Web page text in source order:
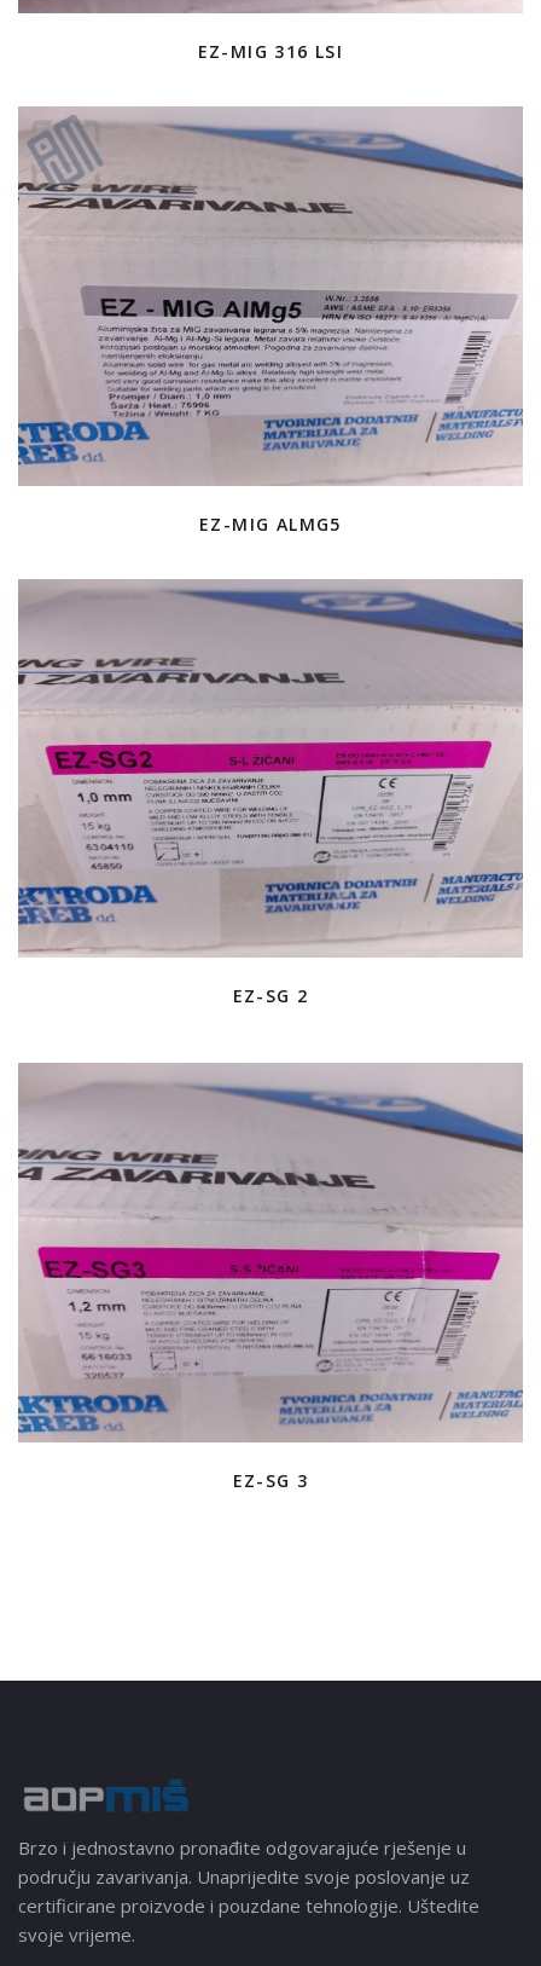
EZ-MIG 316 LSI
EZ-MIG ALMG5
EZ-SG 2
EZ-SG 3
Brzo i jednostavno pronađite odgovarajuće rješenje u
području zavarivanja. Unaprijedite svoje poslovanje uz
certificirane proizvode i pouzdane tehnologije. Uštedite
svoje vrijeme.